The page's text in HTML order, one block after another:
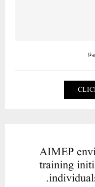
AIMEP
training